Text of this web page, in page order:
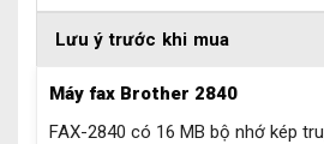
Lưu ý trước khi mua
Máy fax Brother 2840
FAX-2840 có 16 MB bộ nhớ kép